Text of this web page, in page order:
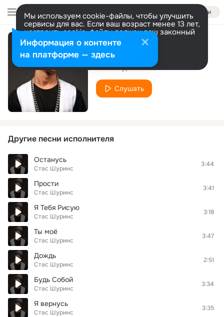
Войти
Мы используем cookie-файлы, чтобы улучшить
сервисы для вас. Если ваш возраст менее 13 лет,
настроить cookie-файлы должен ваш законный
представитель. Больше информации
Разрешить все Настроить
Скажи мне
Стас Шуринс
Слушать
Другие песни исполнителя
Останусь
Стас Шуринс
3:44
Прости
Стас Шуринс
3:41
Я Тебя Рисую
Стас Шуринс
3:18
Ты моё
Стас Шуринс
3:47
Дождь
Стас Шуринс
2:51
Будь Собой
Стас Шуринс
3:34
Я вернусь
Стас Шуринс
3:35
Информация о контенте
на платформе — здесь